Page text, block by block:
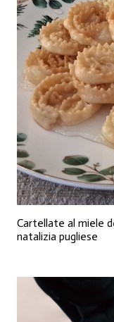
Cartellate al miele
natalizia pugliese